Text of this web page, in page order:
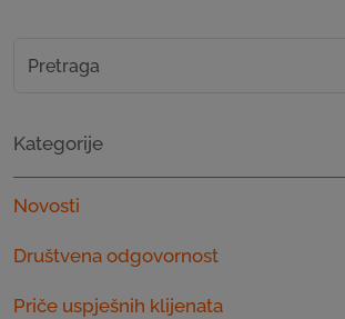
Kategorije
Novosti
Društvena odgovornost
Priče uspješnih klijenata